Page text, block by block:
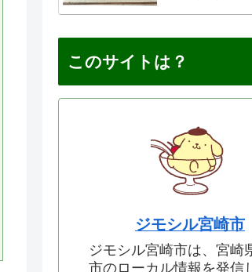
このサイトは？
ジモシル宮崎市
ジモシル宮崎市は、宮崎
市のローカル情報を発信